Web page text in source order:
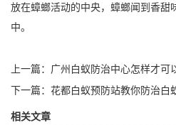
放在蟑螂活动的中央，蟑螂闻到香甜
中。
上一篇： 广州白蚁防治中心怎样才可
下一篇： 花都白蚁预防站教你防治白
相关文章